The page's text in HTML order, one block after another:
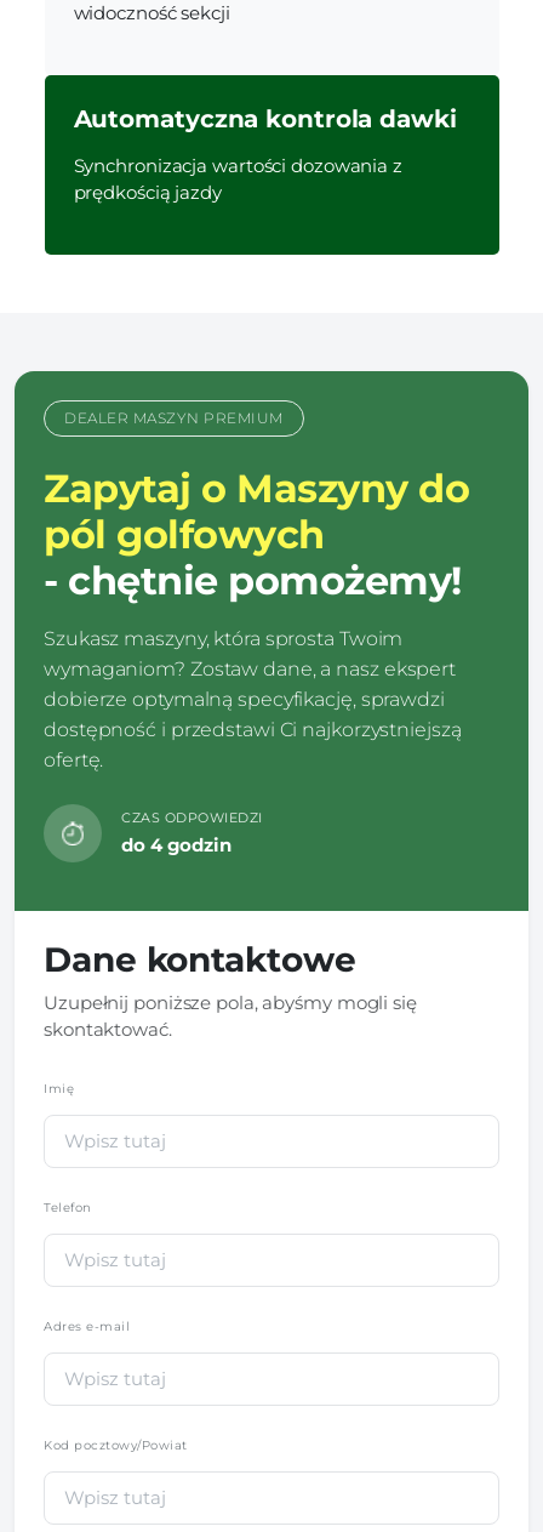
widoczność sekcji
Automatyczna kontrola dawki
Synchronizacja wartości dozowania z
prędkością jazdy
DEALER MASZYN PREMIUM
Zapytaj o Maszyny do
pól golfowych
- chętnie pomożemy!
Szukasz maszyny, która sprosta Twoim
wymaganiom? Zostaw dane, a nasz ekspert
dobierze optymalną specyfikację, sprawdzi
dostępność i przedstawi Ci najkorzystniejszą
ofertę.
CZAS ODPOWIEDZI
do 4 godzin
Dane kontaktowe
Uzupełnij poniższe pola, abyśmy mogli się
skontaktować.
Imię
Telefon
Adres e-mail
Kod pocztowy/Powiat